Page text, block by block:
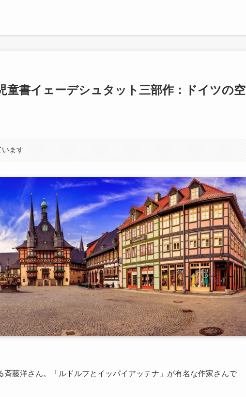
童書イェーデシュタット三部作：ドイツの空
ます
斉藤洋さん。「ルドルフとイッパイアッテナ」が有名な作家さんで